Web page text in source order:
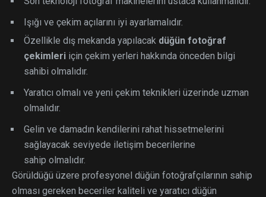
Işığı ve çekim açılarını iyi ayarlamalıdır.
Özellikle dış mekanda yapılacak düğün fotoğraf
çekimleri için çekim yerleri hakkında önceden bilgi
sahibi olmalıdır.
Yaratıcı olmalı ve yeni çekim teknikleri üzerinde uzman
olmalıdır.
Gelin ve damadın kendilerini rahat hissetmelerini
sağlayacak seviyede iletişim becerilerine
sahip olmalıdır.
Görüldüğü üzere profesyonel düğün fotoğrafçılarının sahip
olması gereken beceriler kaliteli ve yaratıcı düğün